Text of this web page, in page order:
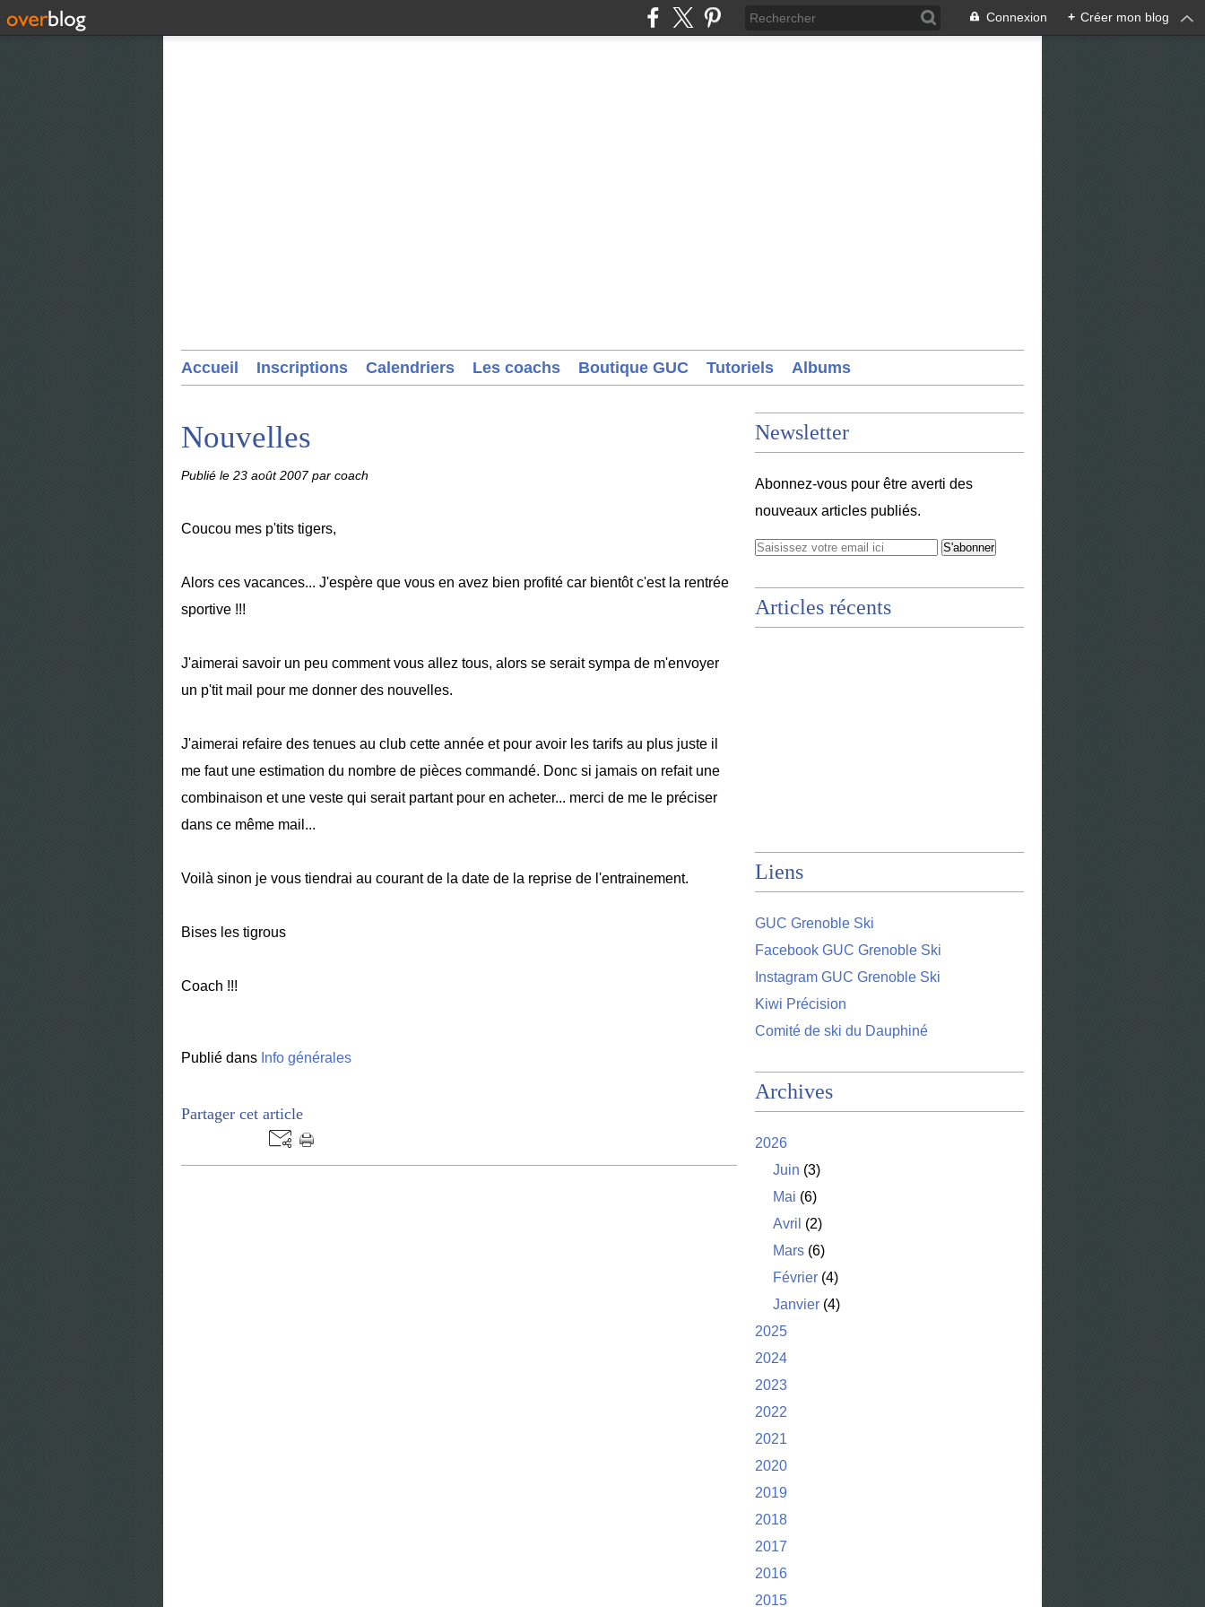
Connexion + Créer mon blog
Accueil Inscriptions Calendriers Les coachs Boutique GUC Tutoriels Albums
Nouvelles
Publié le 23 août 2007par coach
Coucou mes p'tits tigers,
Alors ces vacances... J'espère que vous en avez bien profité car bientôt c'est la rentrée
sportive !!!
J'aimerai savoir un peu comment vous allez tous, alors se serait sympa de m'envoyer
un p'tit mail pour me donner des nouvelles.
J'aimerai refaire des tenues au club cette année et pour avoir les tarifs au plus juste il
me faut une estimation du nombre de pièces commandé. Donc si jamais on refait une
combinaison et une veste qui serait partant pour en acheter... merci de me le préciser
dans ce même mail...
Voilà sinon je vous tiendrai au courant de la date de la reprise de l'entrainement.
Bises les tigrous
Coach !!!
Publié dans Info générales
Partager cet article
Newsletter
Abonnez-vous pour être averti des
nouveaux articles publiés.
Articles récents
Liens
GUC Grenoble Ski
Facebook GUC Grenoble Ski
Instagram GUC Grenoble Ski
Kiwi Précision
Comité de ski du Dauphiné
Archives
2026
Juin (3)
Mai (6)
Avril (2)
Mars (6)
Février (4)
Janvier (4)
2025
2024
2023
2022
2021
2020
2019
2018
2017
2016
2015